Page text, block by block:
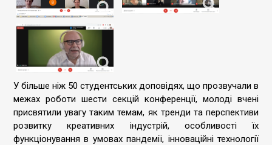
У більше ніж 50 студентських доповідях, що прозвучали в
межах роботи шести секцій конференції, молоді вчені
присвятили увагу таким темам, як тренди та перспективи
розвитку креативних індустрій, особливості їх
функціонування в умовах пандемії, інноваційні технології